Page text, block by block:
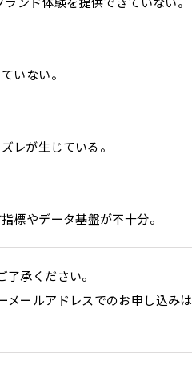
いない。
レが生じている。
標やデータ基盤が不十分。
承ください。
メールアドレスでのお申し込みは